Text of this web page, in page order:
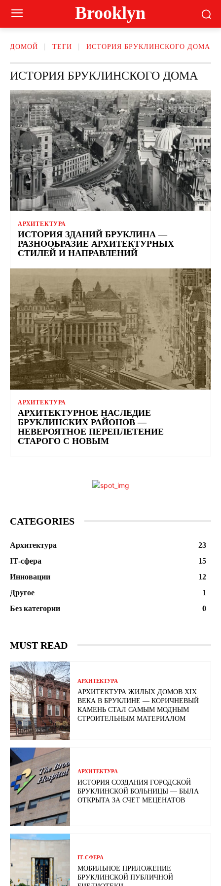
Brooklyn
ДОМОЙ ТЕГИ ИСТОРИЯ БРУКЛИНСКОГО ДОМА
ИСТОРИЯ БРУКЛИНСКОГО ДОМА
АРХИТЕКТУРА
ИСТОРИЯ ЗДАНИЙ БРУКЛИНА —
РАЗНООБРАЗИЕ АРХИТЕКТУРНЫХ
СТИЛЕЙ И НАПРАВЛЕНИЙ
АРХИТЕКТУРА
АРХИТЕКТУРНОЕ НАСЛЕДИЕ
БРУКЛИНСКИХ РАЙОНОВ —
НЕВЕРОЯТНОЕ ПЕРЕПЛЕТЕНИЕ
СТАРОГО С НОВЫМ
CATEGORIES
Архитектура
23
ІТ-сфера
15
Инновации
12
Другое
1
Без категории
0
MUST READ
АРХИТЕКТУРА
АРХИТЕКТУРА ЖИЛЫХ ДОМОВ XIX
ВЕКА В БРУКЛИНЕ — КОРИЧНЕВЫЙ
КАМЕНЬ СТАЛ САМЫМ МОДНЫМ
СТРОИТЕЛЬНЫМ МАТЕРИАЛОМ
АРХИТЕКТУРА
ИСТОРИЯ СОЗДАНИЯ ГОРОДСКОЙ
БРУКЛИНСКОЙ БОЛЬНИЦЫ — БЫЛА
ОТКРЫТА ЗА СЧЕТ МЕЦЕНАТОВ
ІТ-СФЕРА
МОБИЛЬНОЕ ПРИЛОЖЕНИЕ
БРУКЛИНСКОЙ ПУБЛИЧНОЙ